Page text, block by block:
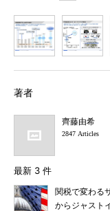
著者
齊藤由希
2847 Articles
最新 3 件
関税で変わる
からジャスト